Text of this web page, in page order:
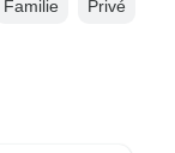
Familie Privé